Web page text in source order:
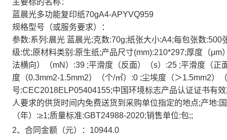
主要标的名称：
蓝晨光多功能复印纸70gA4-APYVQ959
规格型号（或服务要求）：
参数:系列:晨光 蓝晨光;克数:70g;纸张大小:A4;每包张数
级:优;原材料类别:原生纸;产品尺寸(mm):210*297;厚度（
法横向）（mN）:39 ;平滑度（反面）（s）:25 ;平滑度（
度（0.3mm2-1.5mm2）（个/㎡）:0 ;尘埃度（＞1.5mm2）
号:CEC2018ELP05404155;中国环境标志产品认证证书有
人要求的供货时间内免费送货到采购单位指定的地点;产地:
（年）:≥1;质量标准:GBT24988-2020;销售单位:包;;
2、合同金额（元）：10944.0